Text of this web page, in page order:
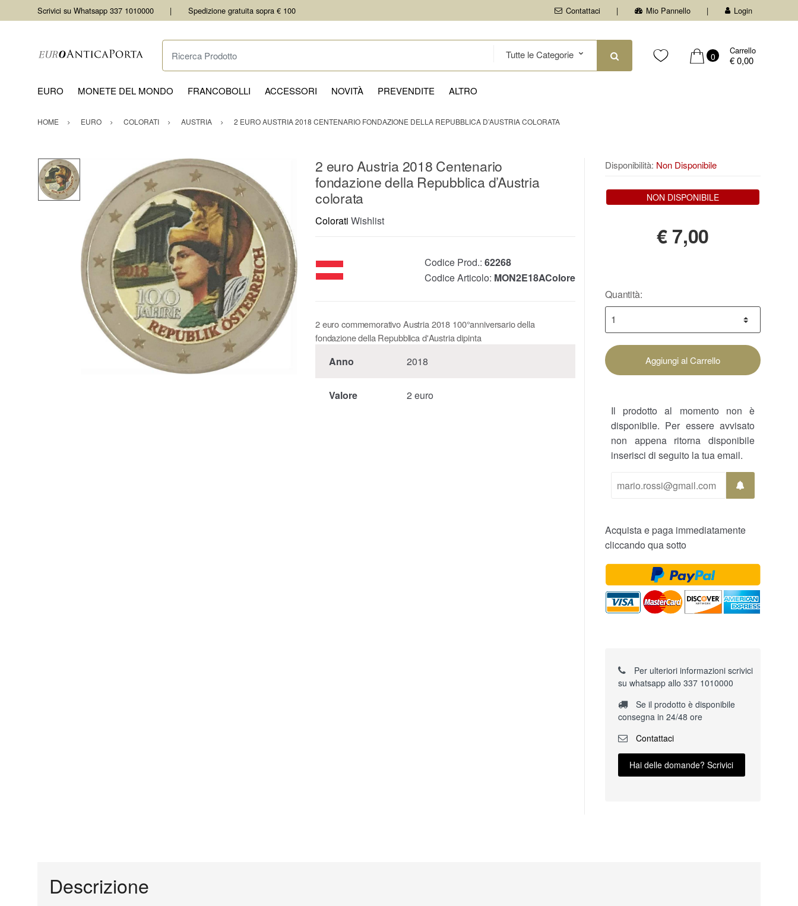
Scrivici su Whatsapp 337 1010000 Spedizione gratuita sopra € 100 Contattaci Mio Pannello Login
Ricerca Prodotto
0
Carrello
€ 0,00
EURO MONETE DEL MONDO FRANCOBOLLI ACCESSORI NOVITÀ PREVENDITE ALTRO
HOME EURO COLORATI AUSTRIA 2 EURO AUSTRIA 2018 CENTENARIO FONDAZIONE DELLA REPUBBLICA D’AUSTRIA COLORATA
2 euro Austria 2018 Centenario
fondazione della Repubblica d’Austria
colorata
Colorati Wishlist
Codice Prod.: 62268
Codice Articolo: MON2E18AColore
2 euro commemorativo Austria 2018 100°anniversario della
fondazione della Repubblica d'Austria dipinta
Anno 2018
Valore 2 euro
Disponibilità: Non Disponibile
NON DISPONIBILE
€7,00
Quantità:
Aggiungi al Carrello
Il prodotto al momento non è
disponibile. Per essere avvisato
non appena ritorna disponibile
inserisci di seguito la tua email.
Acquista e paga immediatamente
cliccando qua sotto
Per ulteriori informazioni scrivici
su whatsapp allo 337 1010000
Se il prodotto è disponibile
consegna in 24/48 ore
Contattaci
Hai delle domande? Scrivici
Descrizione